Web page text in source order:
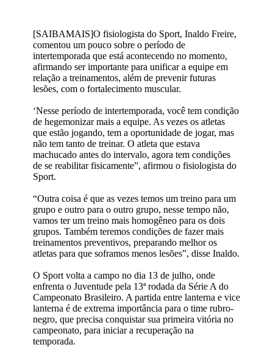
[SAIBAMAIS]O fisiologista do Sport, Inaldo Freire,
comentou um pouco sobre o período de
intertemporada que está acontecendo no momento,
afirmando ser importante para unificar a equipe em
relação a treinamentos, além de prevenir futuras
lesões, com o fortalecimento muscular.
‘Nesse período de intertemporada, você tem condição
de hegemonizar mais a equipe. As vezes os atletas
que estão jogando, tem a oportunidade de jogar, mas
não tem tanto de treinar. O atleta que estava
machucado antes do intervalo, agora tem condições
de se reabilitar fisicamente”, afirmou o fisiologista do
Sport.
“Outra coisa é que as vezes temos um treino para um
grupo e outro para o outro grupo, nesse tempo não,
vamos ter um treino mais homogêneo para os dois
grupos. Também teremos condições de fazer mais
treinamentos preventivos, preparando melhor os
atletas para que soframos menos lesões”, disse Inaldo.
O Sport volta a campo no dia 13 de julho, onde
enfrenta o Juventude pela 13ª rodada da Série A do
Campeonato Brasileiro. A partida entre lanterna e vice
lanterna é de extrema importância para o time rubro-
negro, que precisa conquistar sua primeira vitória no
campeonato, para iniciar a recuperação na
temporada.